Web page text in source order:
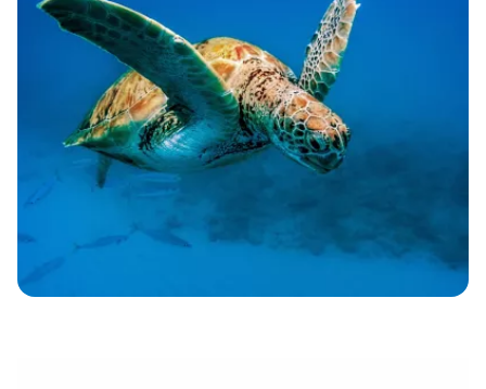
Continuați cu e-mailul